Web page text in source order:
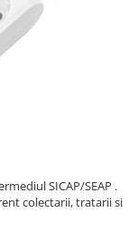
SICAP/SEAP .
colectarii, tratarii si